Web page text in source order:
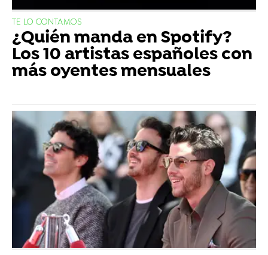
TE LO CONTAMOS
¿Quién manda en Spotify?
Los 10 artistas españoles con
más oyentes mensuales